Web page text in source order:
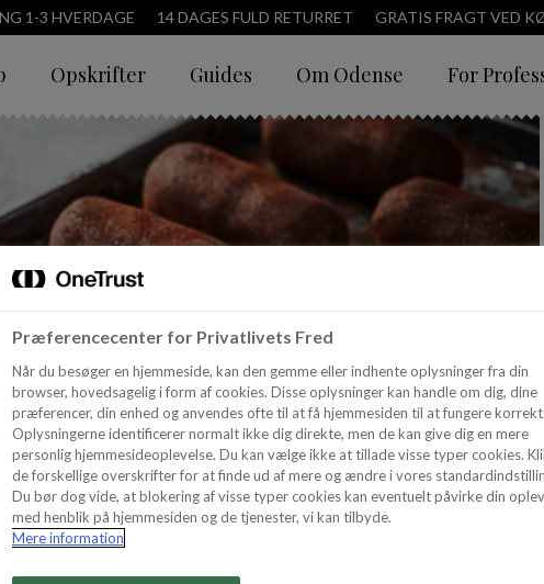
1-3 HVERDAGE 14 DAGES FULD RETURRET GRATIS FRAGT VED
Opskrifter Guides Om Odense For
Præferencecenter for Privatlivets Fred
Når du besøger en hjemmeside, kan den gemme eller indhente oplysninger fra din
browser, hovedsagelig i form af cookies. Disse oplysninger kan handle om dig, dine
præferencer, din enhed og anvendes ofte til at få hjemmesiden til at fungere korrekt.
Oplysningerne identificerer normalt ikke dig direkte, men de kan give dig en mere
personlig hjemmesideoplevelse. Du kan vælge ikke at tillade visse typer cookies.
de forskellige overskrifter for at finde ud af mere og ændre i vores
Du bør dog vide, at blokering af visse typer cookies kan eventuelt påvirke din
med henblik på hjemmesiden og de tjenester, vi kan tilbyde.
Mere information